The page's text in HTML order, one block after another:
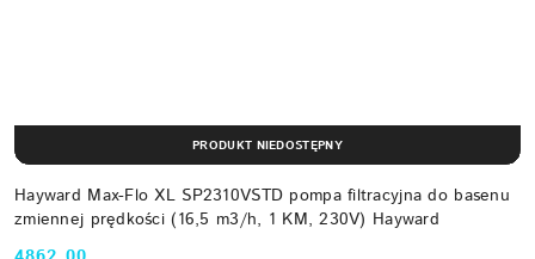
Hayward Max-Flo XL SP2310VSTD pompa filtracyjna do basenu
zmiennej prędkości (16,5 m3/h, 1 KM, 230V) Hayward
PRODUKT NIEDOSTĘPNY